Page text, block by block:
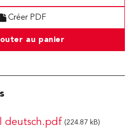
au panier
Créer PDF
deutsch.pdf (224.87 kB)